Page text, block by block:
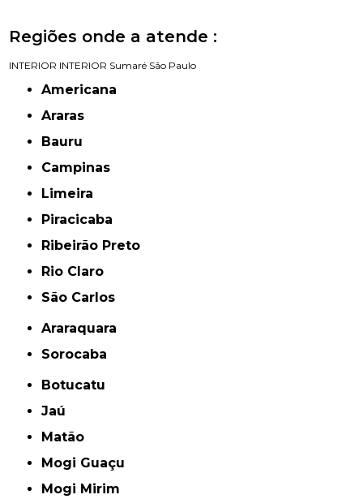
Regiões onde a atende :
INTERIOR INTERIOR Sumaré São Paulo
Americana
Araras
Bauru
Campinas
Limeira
Piracicaba
Ribeirão Preto
Rio Claro
São Carlos
Araraquara
Sorocaba
Botucatu
Jaú
Matão
Mogi Guaçu
Mogi Mirim